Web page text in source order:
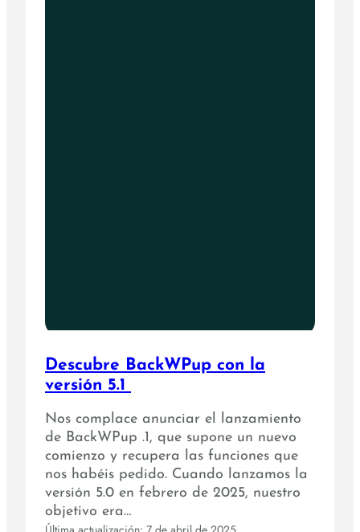
Descubre BackWPup con la
versión 5.1
Nos complace anunciar el lanzamiento
de BackWPup .1, que supone un nuevo
comienzo y recupera las funciones que
nos habéis pedido. Cuando lanzamos la
versión 5.0 en febrero de 2025, nuestro
objetivo era…